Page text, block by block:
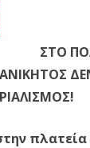
ΣΤΟ
πλατεία